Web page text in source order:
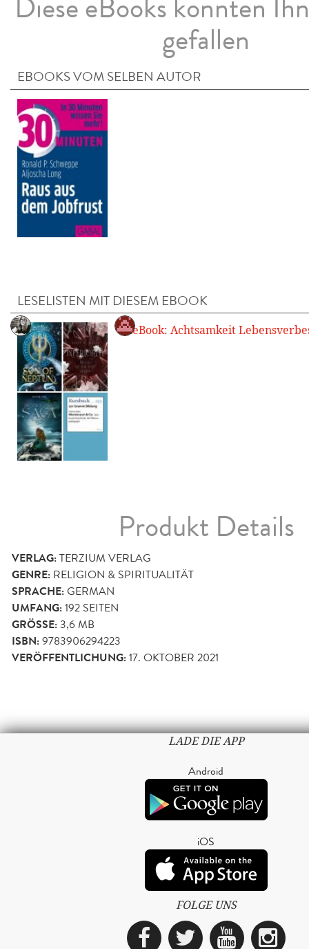
Diese eBooks könnten
gefallen
EBOOKS VOM SELBEN AUTOR
LESELISTEN MIT DIESEM EBOOK
Produkt Details
VERLAG:TERZIUM VERLAG
GENRE: RELIGION & SPIRITUALITÄT
SPRACHE:GERMAN
UMFANG:192 SEITEN
GRÖSSE: 3,6 MB
ISBN:9783906294223
VERÖFFENTLICHUNG:17. OKTOBER 2021
LADE DIE APP
Android
iOS
FOLGE UNS
Facebook
Twitter